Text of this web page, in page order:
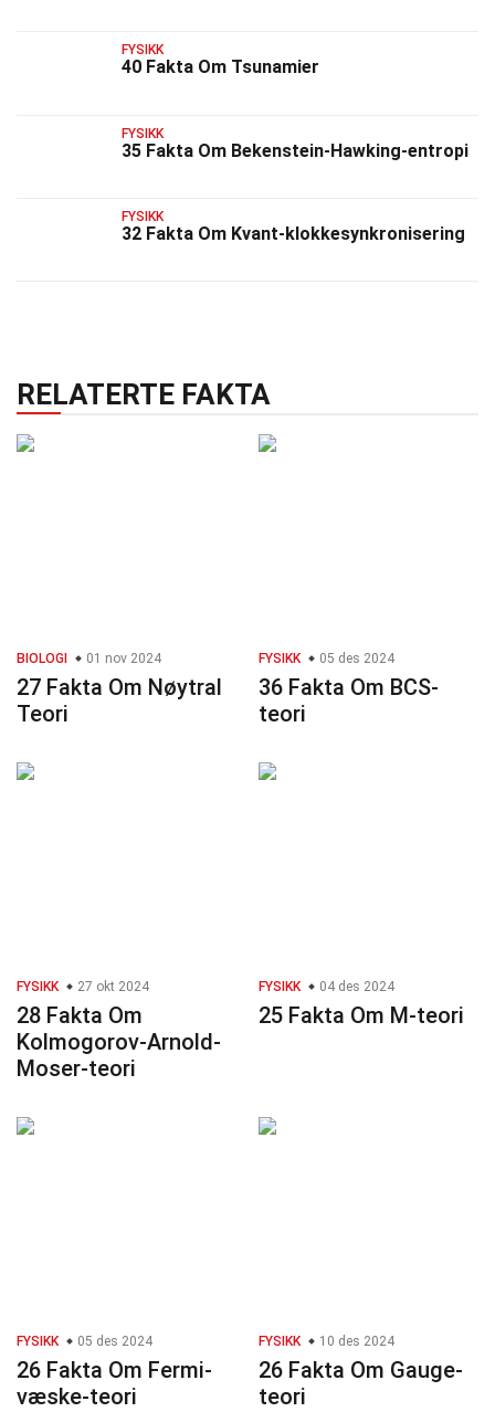
FYSIKK
40 Fakta Om Tsunamier
FYSIKK
35 Fakta Om Bekenstein-Hawking-entropi
FYSIKK
32 Fakta Om Kvant-klokkesynkronisering
RELATERTE FAKTA
BIOLOGI 01 nov 2024
27 Fakta Om Nøytral
Teori
FYSIKK 05 des 2024
36 Fakta Om BCS-
teori
FYSIKK 27 okt 2024
28 Fakta Om
Kolmogorov-Arnold-
Moser-teori
FYSIKK 04 des 2024
25 Fakta Om M-teori
FYSIKK 05 des 2024
26 Fakta Om Fermi-
væske-teori
FYSIKK 10 des 2024
26 Fakta Om Gauge-
teori